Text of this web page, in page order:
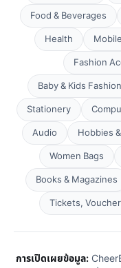
Food & Beverages
Health
Fashion
Baby & Kids Fashion
Stationery
Audio
Hobbies
Women Bags
Books & Magazines
Tickets,
การเปิดเผยข้อมูล: